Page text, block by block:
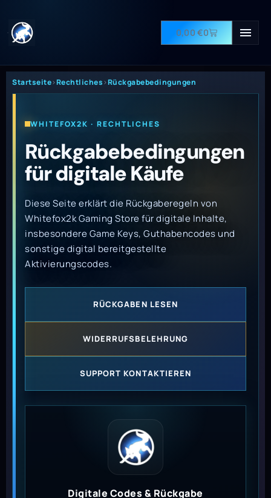
0,00€0
Startseite›Rechtliches›Rückgabebedingungen
WHITEFOX2K · RECHTLICHES
Rückgabebedingungen
für digitale Käufe
Diese Seite erklärt die Rückgaberegeln von
Whitefox2k Gaming Store für digitale Inhalte,
insbesondere Game Keys, Guthabencodes und
sonstige digital bereitgestellte
Aktivierungscodes.
RÜCKGABEN LESEN
WIDERRUFSBELEHRUNG
SUPPORT KONTAKTIEREN
Digitale Codes & Rückgabe